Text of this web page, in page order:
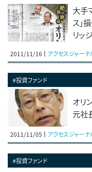
大手
ス」
リッ
2011/11/16 アクセスジャー
#投資ファンド
オリ
元社
2011/11/05 アクセスジャー
#投資ファンド